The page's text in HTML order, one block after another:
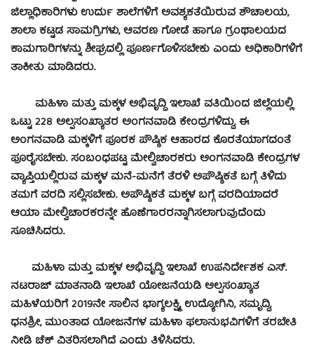
ಜಿಲ್ಲಾಧಿಕಾರಿಗಳು ಉರ್ದು ಶಾಲೆಗಳಿಗೆ ಅವಶ್ಯಕತೆಯಿರುವ ಶೌಚಾಲಯ,
ಶಾಲಾ ಕಟ್ಟಡ ಸಾಮಗ್ರಿಗಳು, ಆವರಣ ಗೋಡೆ ಹಾಗೂ ಗ್ರಂಥಾಲಯದ
ಕಾಮಗಾರಿಗಳನ್ನು ಶೀಘ್ರದಲ್ಲಿ ಪೂರ್ಣಗೊಳಿಸಬೇಕು ಎಂದು ಅಧಿಕಾರಿಗಳಿಗೆ
ತಾಕೀತು ಮಾಡಿದರು.
ಮಹಿಳಾ ಮತ್ತು ಮಕ್ಕಳ ಅಭಿವೃದ್ಧಿ ಇಲಾಖೆ ವತಿಯಿಂದ ಜಿಲ್ಲೆಯಲ್ಲಿ
ಒಟ್ಟು 228 ಅಲ್ಪಸಂಖ್ಯಾತರ ಅಂಗನವಾಡಿ ಕೇಂದ್ರಗಳಿದ್ದು, ಈ
ಅಂಗನವಾಡಿ ಮಕ್ಕಳಿಗೆ ಪೂರಕ ಪೌಷ್ಠಿಕ ಆಹಾರದ ಕೊರತೆಯಾಗದಂತೆ
ಪೂರೈಸಬೇಕು. ಸಂಬಂಧಪಟ್ಟ ಮೇಲ್ವಿಚಾರಕರು ಅಂಗನವಾಡಿ ಕೇಂದ್ರಗಳ
ವ್ಯಾಪ್ತಿಯಲ್ಲಿರುವ ಮಕ್ಕಳ ಮನೆ-ಮನೆಗೆ ತೆರಳಿ ಅಪೌಷ್ಠಿಕತೆ ಬಗ್ಗೆ ತಿಳಿದು
ತಮಗೆ ವರದಿ ಸಲ್ಲಿಸಬೇಕು. ಅಪೌಷ್ಠಿಕತೆ ಮಕ್ಕಳ ಬಗ್ಗೆ ವರದಿಯಾದರೆ
ಆಯಾ ಮೇಲ್ವಿಚಾರಕರನ್ನೇ ಹೊಣೆಗಾರರನ್ನಾಗಿಸಲಾಗುವುದೆಂದು
ಸೂಚಿಸಿದರು.
ಮಹಿಳಾ ಮತ್ತು ಮಕ್ಕಳ ಅಭಿವೃದ್ಧಿ ಇಲಾಖೆ ಉಪನಿರ್ದೇಶಕ ಎಸ್.
ನಟರಾಜ್ ಮಾತನಾಡಿ ಇಲಾಖೆ ಯೋಜನೆಯಡಿ ಅಲ್ಪಸಂಖ್ಯಾತ
ಮಹಿಳೆಯರಿಗೆ 2019ನೇ ಸಾಲಿನ ಭಾಗ್ಯಲಕ್ಷ್ಮಿ, ಉದ್ಯೋಗಿನಿ, ಸಮೃದ್ಧಿ,
ಧನಶ್ರೀ, ಮುಂತಾದ ಯೋಜನೆಗಳ ಮಹಿಳಾ ಫಲಾನುಭವಿಗಳಿಗೆ ತರಬೇತಿ
ನೀಡಿ ಚೆಕ್ ವಿತರಿಸಲಾಗಿದೆ ಎಂದು ತಿಳಿಸಿದರು.